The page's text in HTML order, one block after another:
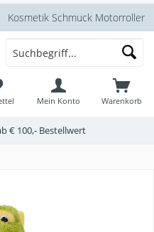
Kosmetik Schmuck Motorroller
Warenkorb
Mein Konto
€ 100,- Bestellwert